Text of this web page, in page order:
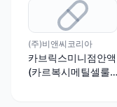
(주)비앤씨코리아
카브릭스미니점안액
(카르복시메틸셀룰